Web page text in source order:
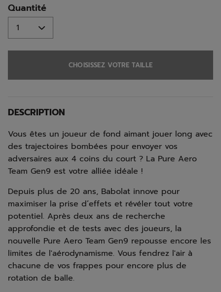
Quantité
CHOISISSEZ VOTRE TAILLE
DESCRIPTION
Vous êtes un joueur de fond aimant jouer long avec
des trajectoires bombées pour envoyer vos
adversaires aux 4 coins du court ? La Pure Aero
Team Gen9 est votre alliée idéale !
Depuis plus de 20 ans, Babolat innove pour
maximiser la prise d’effets et révéler tout votre
potentiel. Après deux ans de recherche
approfondie et de tests avec des joueurs, la
nouvelle Pure Aero Team Gen9 repousse encore les
limites de l'aérodynamisme. Vous fendrez l'air à
chacune de vos frappes pour encore plus de
rotation de balle.